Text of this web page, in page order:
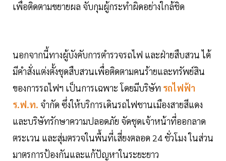
เพื่อติดตามขยายผล จับกุมผู้กระทำผิดอย่างใกล้ชิด
นอกจากนี้ทางผู้บังคับการตำรวจรถไฟ และฝ่ายสืบสวน ได้
มีคำสั่งแต่งตั้งชุดสืบสวนเพื่อติดตามคนร้ายและทรัพย์สิน
ของการรถไฟฯ เป็นการเฉพาะ โดยมีบริษัท รถไฟฟ้า
ร.ฟ.ท. จำกัด ซึ่งให้บริการเดินรถไฟชานเมืองสายสีแดง
และบริษัทรักษาความปลอดภัย จัดชุดเจ้าหน้าที่ออกลาด
ตระเวน และสุ่มตรวจในพื้นที่เสี่ยงตลอด 24 ชั่วโมง ในส่วน
มาตรการป้องกันและแก้ปัญหาในระยะยาว